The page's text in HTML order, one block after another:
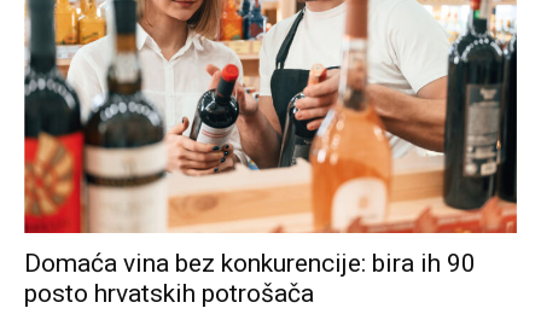
Domaća vina bez konkurencije: bira ih 90
posto hrvatskih potrošača